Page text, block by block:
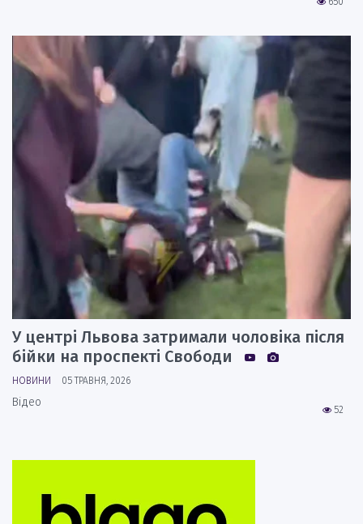
У центрі Львова затримали чоловіка після
бійки на проспекті Свободи
НОВИНИ 05 ТРАВНЯ, 2026
52
Відео